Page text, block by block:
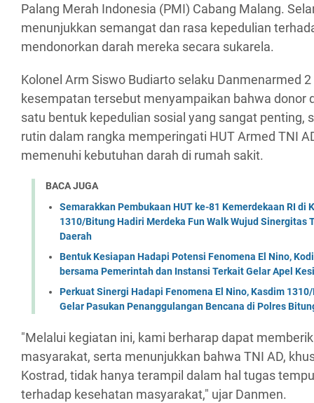
Palang Merah Indonesia (PMI) Cabang Malang.
menunjukkan semangat dan rasa kepedulian
mendonorkan darah mereka secara sukarela.
Kolonel Arm Siswo Budiarto selaku Danmenarmed
kesempatan tersebut menyampaikan bahwa donor
satu bentuk kepedulian sosial yang sangat penting,
rutin dalam rangka memperingati HUT Armed TNI
memenuhi kebutuhan darah di rumah sakit.
BACA JUGA
Semarakkan Pembukaan HUT ke-81 Kemerdekaan RI di
1310/Bitung Hadiri Merdeka Fun Walk Wujud Sinergitas
Daerah
Bentuk Kesiapan Hadapi Potensi Fenomena El Nino,
bersama Pemerintah dan Instansi Terkait Gelar Apel
Perkuat Sinergi Hadapi Fenomena El Nino, Kasdim
Gelar Pasukan Penanggulangan Bencana di Polres
"Melalui kegiatan ini, kami berharap dapat
masyarakat, serta menunjukkan bahwa TNI AD,
Kostrad, tidak hanya terampil dalam hal tugas
terhadap kesehatan masyarakat," ujar Danmen.